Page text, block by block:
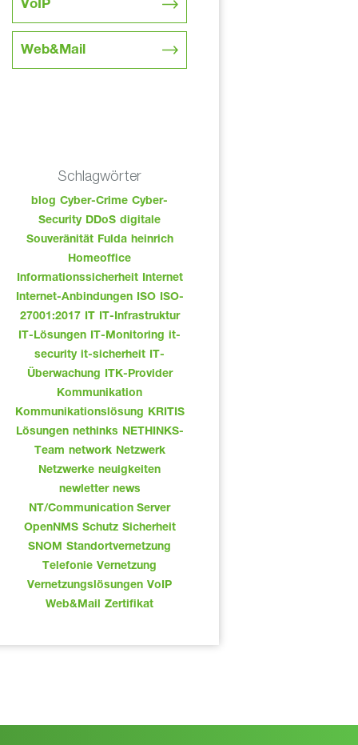
VoIP
Web&Mail
Schlagwörter
blog Cyber-Crime Cyber-
Security DDoS digitale
Souveränität Fulda heinrich
Homeoffice
Informationssicherheit Internet
Internet-Anbindungen ISO ISO-
27001:2017 IT
IT-Infrastruktur
IT-Lösungen IT-Monitoring
it-
security it-sicherheit IT-
Überwachung
ITK-Provider
Kommunikation
Kommunikationslösung
KRITIS
Lösungen nethinks NETHINKS-
Team network Netzwerk
Netzwerke neuigkeiten
newletter news
NT/Communication Server
OpenNMS Schutz Sicherheit
SNOM Standortvernetzung
Telefonie Vernetzung
Vernetzungslösungen VoIP
Web&Mail Zertifikat